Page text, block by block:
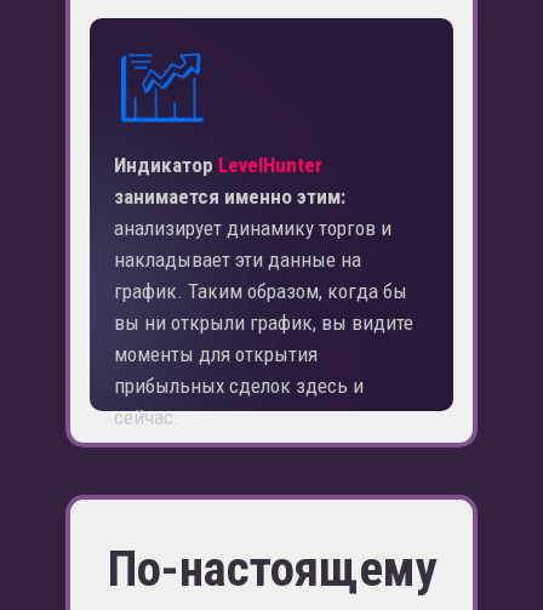
Индикатор LevelHunter
занимается именно этим:
анализирует динамику торгов и
накладывает эти данные на
график. Таким образом, когда бы
вы ни открыли график, вы видите
моменты для открытия
прибыльных сделок здесь и
сейчас.
По-настоящему